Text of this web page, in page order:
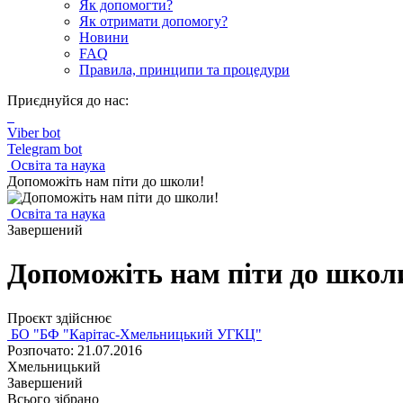
Як допомогти?
Як отримати допомогу?
Новини
FAQ
Правила, принципи та процедури
Приєднуйся до нас:
Viber bot
Telegram bot
Освіта та наука
Допоможіть нам піти до школи!
Освіта та наука
Завершений
Допоможіть нам піти до
Проєкт здійснює
БО "БФ "Карітас-Хмельницький УГКЦ"
Розпочато: 21.07.2016
Хмельницький
Завершений
Всього зібрано